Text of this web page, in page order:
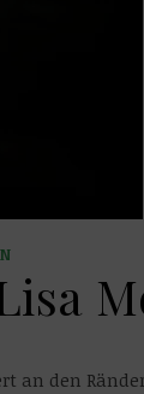
an den